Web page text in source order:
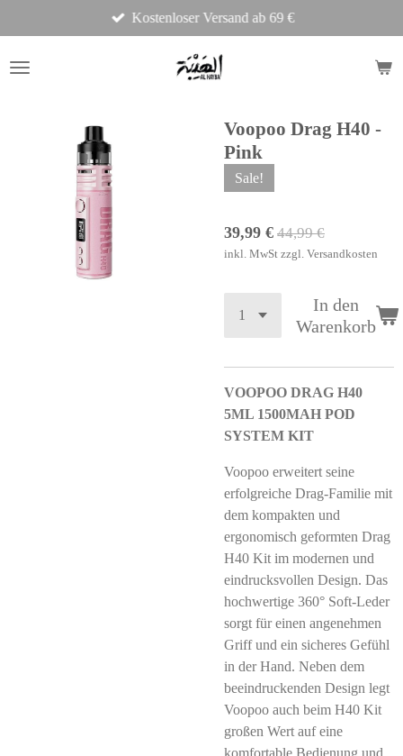
Hauptinhalt
springen
Kostenloser Versand ab 69 €
Voopoo Drag H40 -
Pink
Sale!
39,99 € 44,99 €
inkl. MwSt zzgl. Versandkosten
In den
Warenkorb
VOOPOO DRAG H40
5ML 1500MAH POD
SYSTEM KIT
Voopoo erweitert seine
erfolgreiche Drag-Familie mit
dem kompakten und
ergonomisch geformten Drag
H40 Kit im modernen und
eindrucksvollen Design. Das
hochwertige 360° Soft-Leder
sorgt für einen angenehmen
Griff und ein sicheres Gefühl
in der Hand. Neben dem
beeindruckenden Design legt
Voopoo auch beim H40 Kit
großen Wert auf eine
komfortable Bedienung und